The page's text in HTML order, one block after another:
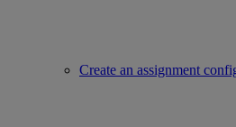
Create an assignment